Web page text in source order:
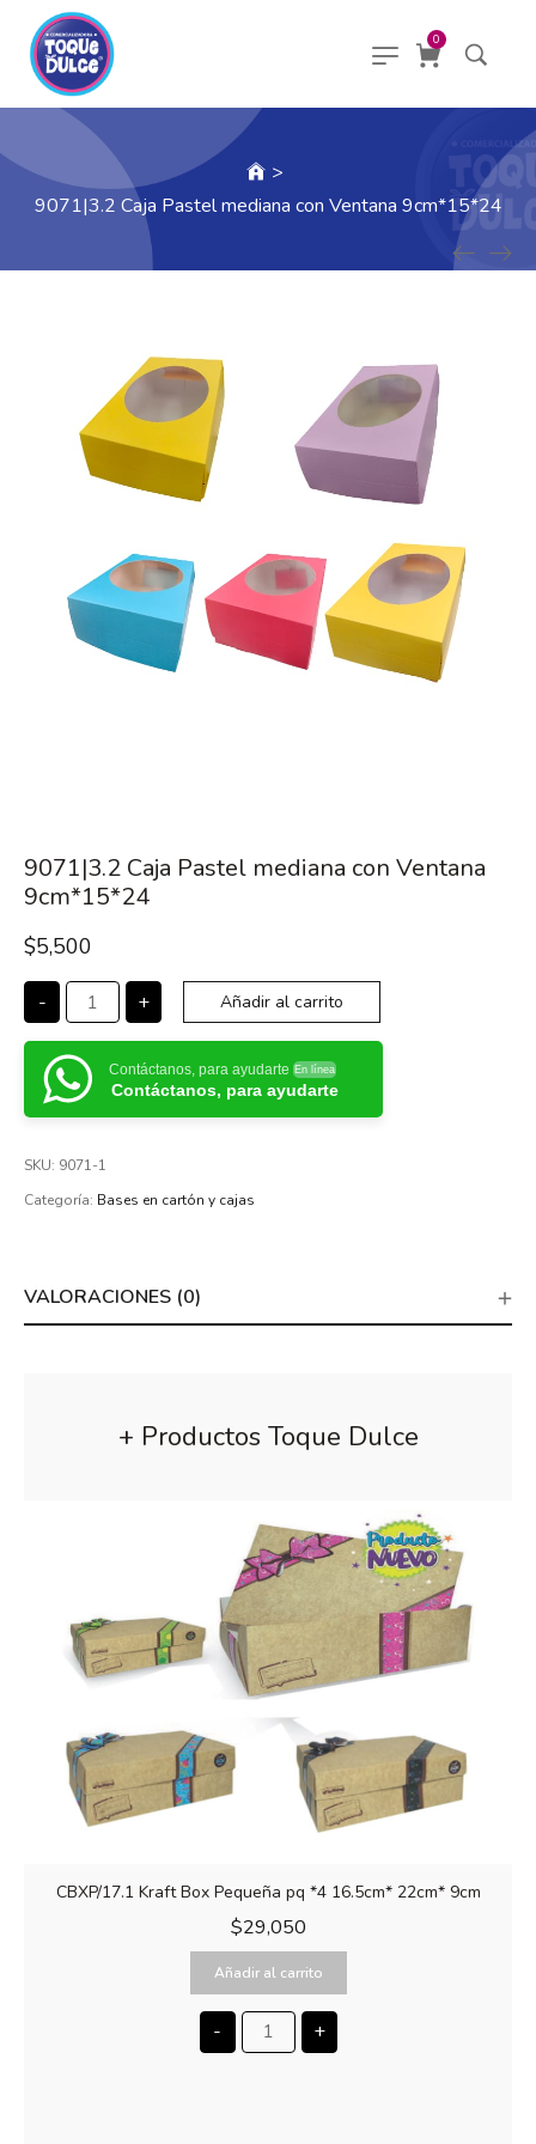
0
>
9071|3.2 Caja Pastel mediana con Ventana 9cm*15*24
9071|3.2 Caja Pastel mediana con Ventana
9cm*15*24
$5,500
- + Añadir al carrito
Contáctanos, para ayudarte En línea
Contáctanos, para ayudarte
SKU: 9071-1
Categoría: Bases en cartón y cajas
VALORACIONES (0)
+ Productos Toque Dulce
CBXP/17.1 Kraft Box Pequeña pq *4 16.5cm* 22cm* 9cm
$29,050
Añadir al carrito
- +